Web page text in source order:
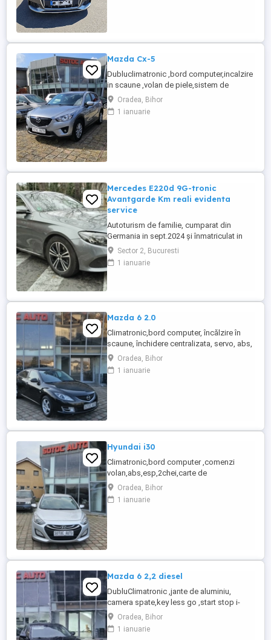
Mazda Cx-5
Dubluclimatronic ,bord computer,incalzire
in scaune ,volan de piele,sistem de
navigatie ,închidere centralizata,pilot
automat,servo,proiectoare de
ceata,comenzi volan,senzori parcare fata
Oradea, Bihor
1 ianuarie
Mercedes E220d 9G-tronic
Avantgarde Km reali evidenta
service
Autoturism de familie, cumparat din
Germania in sept.2024 și înmatriculat in
Romania in feb.2025, proprietar persoană
fizică. Masina de NEFUMATORI. Kilometri
reali, carte service electronica in reteaua
accept orice verificare ...
Sector 2, Bucuresti
1 ianuarie
Mazda 6 2.0
Climatronic,bord computer, încălzire în
scaune, închidere centralizata, servo, abs,
esp, 2chei, oglinzi electrice și încălzite,
senzori de lumina, parbriz fata incalzit,
geamuri electrice, comenzi volan, jante de
Oradea, Bihor
1 ianuarie
Hyundai i30
Climatronic,bord computer ,comenzi
volan,abs,esp,2chei,carte de
service,inchidere centralizata,servo , radio
cd,incalzire in scaune ,cotiera fata
,geamuri electrice, vopsea metalizata,
Oradea, Bihor
1 ianuarie
Mazda 6 2,2 diesel
DubluClimatronic ,jante de aluminiu,
camera spate,key less go ,start stop i-
eloop,pilot automat., carlig pentru
remorca,bord computer,geamuri
electrice,incalzire in scaune,cotiera
Oradea, Bihor
1 ianuarie